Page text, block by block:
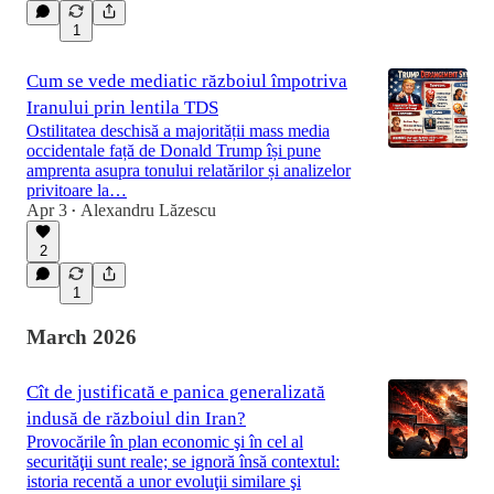
1
Cum se vede mediatic războiul împotriva
Iranului prin lentila TDS
Ostilitatea deschisă a majorității mass media
occidentale față de Donald Trump își pune
amprenta asupra tonului relatărilor și analizelor
privitoare la…
Apr 3 • Alexandru Lăzescu
2
1
March 2026
Cît de justificată e panica generalizată
indusă de războiul din Iran?
Provocările în plan economic şi în cel al
securităţii sunt reale; se ignoră însă contextul:
istoria recentă a unor evoluţii similare şi